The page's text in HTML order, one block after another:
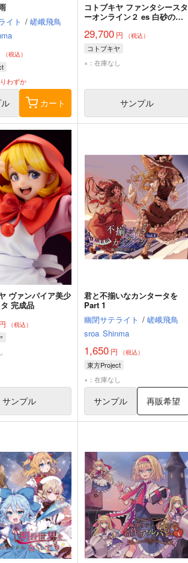
イト / 嵯峨飛鳥
（税込）
わずか
カート
コトブキヤ ファンタシースタ
ーオンライン２ es 白砂のア
ン】 完成品
29,700 円 （税込）
コトブキヤ
×：在庫なし
サンプル
ヴァンパイア美少
完成品
（税込）
サンプル
君と不揃いなカンタータを
Part 1
幽閉サテライト / 嵯峨飛鳥
sroa Shinma
1,650 円 （税込）
東方Project
×：在庫なし
サンプル 再販希望